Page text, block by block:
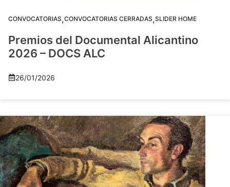
CONVOCATORIAS,CONVOCATORIAS CERRADAS,SLIDER HOME
Premios del Documental Alicantino
2026 – DOCS ALC
26/01/2026